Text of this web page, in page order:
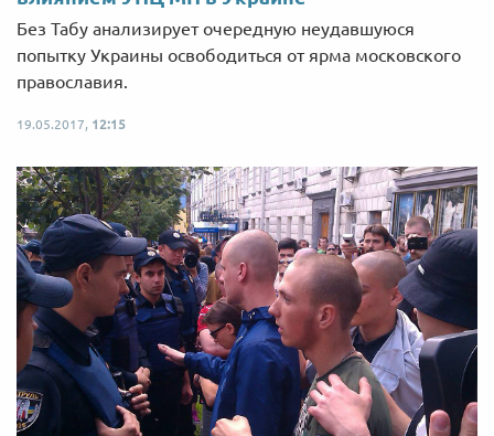
Без Табу анализирует очередную неудавшуюся
попытку Украины освободиться от ярма московского
православия.
19.05.2017, 12:15